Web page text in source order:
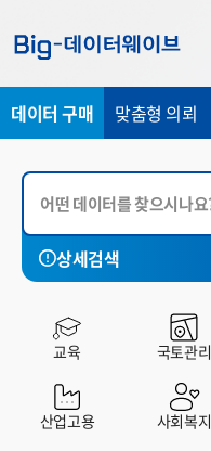
가
가
가
데이터 구매 맞춤형 의뢰
상세검색
국토관리 공공행정
교육 국토관리
산업고용 사회복지